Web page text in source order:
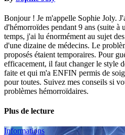
Bonjour ! Je m'appelle Sophie Joly.
d'hémorroïdes pendant 9 ans (suite à
temps, j'ai lu énormément au sujet
d'une dizaine de médecins. Le
proposés étaient temporaires. Pour
efficacement, il faut changer le style
faite et qui m'a ENFIN permis de
pour toutes. Suivez mes conseils si
problèmes hémorroïdaires.
Plus de lecture
Informations